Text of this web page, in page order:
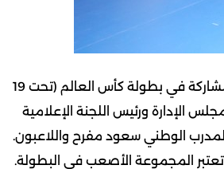
تتوجه بعثة منتخبنا الوطني للناشئين لكرة اليد في الـ 7 صباح اليوم إلى القاهرة للمشاركة في بطولة كأس العالم (تحت 19
الإدارة ورئيس اللجنة الإعلامية
الوطني سعود مفرح واللاعبون.
المجموعة الأصعب في البطولة.